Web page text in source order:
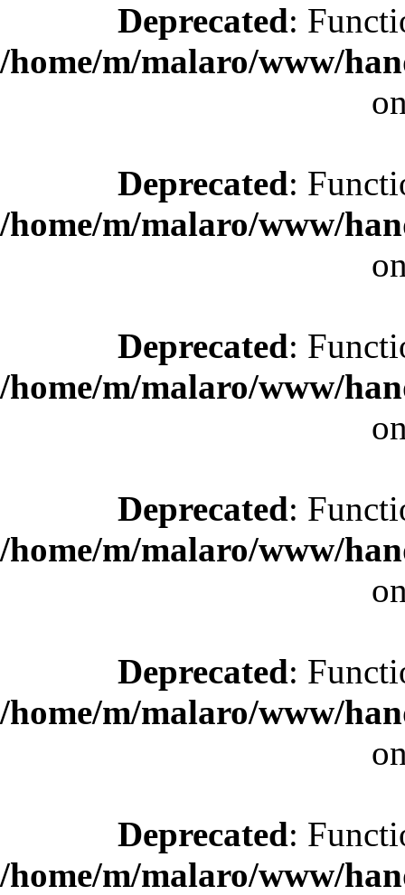
Deprecated:
/home/m/malaro/www/
Deprecated:
/home/m/malaro/www/
Deprecated:
/home/m/malaro/www/
Deprecated:
/home/m/malaro/www/
Deprecated:
/home/m/malaro/www/
Deprecated:
/home/m/malaro/www/